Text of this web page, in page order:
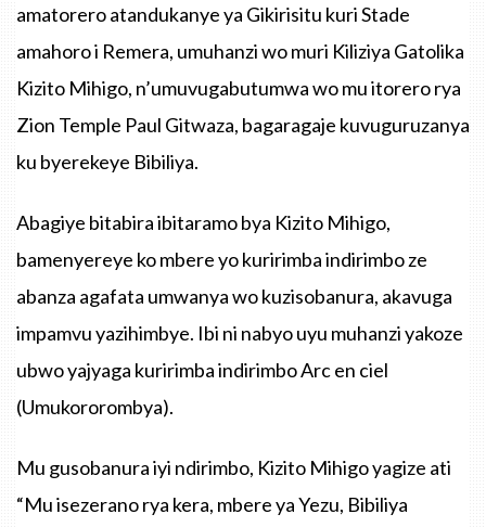
amatorero atandukanye ya Gikirisitu kuri Stade
amahoro i Remera, umuhanzi wo muri Kiliziya Gatolika
Kizito Mihigo, n’umuvugabutumwa wo mu itorero rya
Zion Temple Paul Gitwaza, bagaragaje kuvuguruzanya
ku byerekeye Bibiliya.
Abagiye bitabira ibitaramo bya Kizito Mihigo,
bamenyereye ko mbere yo kuririmba indirimbo ze
abanza agafata umwanya wo kuzisobanura, akavuga
impamvu yazihimbye. Ibi ni nabyo uyu muhanzi yakoze
ubwo yajyaga kuririmba indirimbo Arc en ciel
(Umukororombya).
Mu gusobanura iyi ndirimbo, Kizito Mihigo yagize ati
“Mu isezerano rya kera, mbere ya Yezu, Bibiliya